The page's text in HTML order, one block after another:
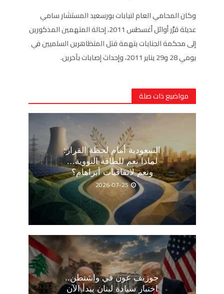
وكان المحامي العام لنيابات بورسعيد المستشار سامي
عديلة قرَّر أوائل أغسطس 2011، إحالة المتهمين المذكورين
إلى محكمة الجنايات بتهمة قتل المتظاهرين السلميين في
يومي 28 و29 يناير 2011، وإحداث إصابات بآخرين.
مواضيع ذات صلة
السعودية أمام لحظة القرار:
لماذا نعم للطاقة النووية…
ونعم لاتفاقيات أبراهام؟
2026-07-25
جوزيف عون في واشنطن..
اختبار سيادة لبنان يبدأ الآن